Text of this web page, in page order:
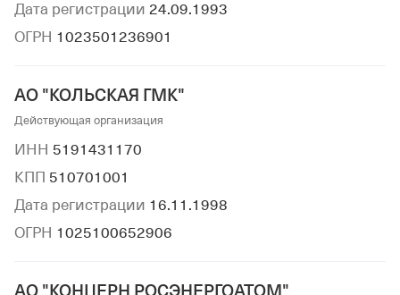
Дата регистрации 24.09.1993
ОГРН 1023501236901
АО "КОЛЬСКАЯ ГМК"
Действующая организация
ИНН 5191431170
КПП 510701001
Дата регистрации 16.11.1998
ОГРН 1025100652906